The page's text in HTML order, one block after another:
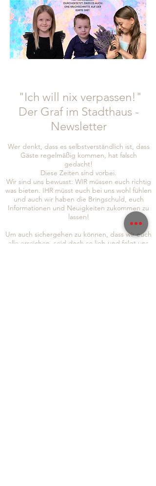
"Ich will nix verpassen!"
Der Graf im Stadthaus -
Newsletter
Wer denkt, dass es selbstverständlich ist, dass
Gäste regelmäßig kommen, hat falsch
gedacht!
Diese Zeiten sind vorbei.
Wir sind uns bewusst: WIR müssen euch richtig
was bieten. IHR müsst euch bei uns wohl fühlen
und auch wir haben die Bringschuld, euch
Informationen und Neuigkeiten zukommen zu
lassen!
Um auch sichergehen zu können, dass wir euch
alle erreichen, seid doch so lieb und folgt uns